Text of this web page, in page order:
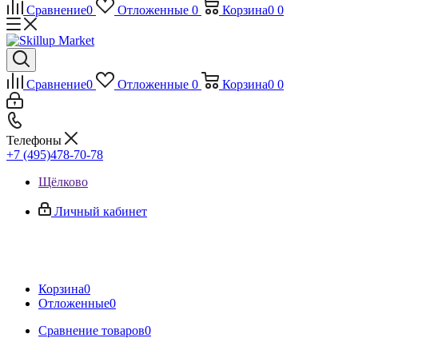
Сравнение0 Отложенные 0 Корзина0 0
Сравнение0 Отложенные 0 Корзина0 0
Телефоны
+7 (495)478-70-78
Щёлково
Личный кабинет
Корзина0
Отложенные0
Сравнение товаров0